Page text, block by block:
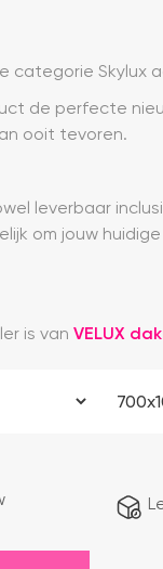
categorie Skylux
de perfecte
ooit tevoren.
leverbaar
om jouw
is van VELUX